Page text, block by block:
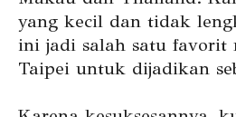
yang kecil dan tidak
ini jadi salah satu favorit
Taipei untuk dijadikan